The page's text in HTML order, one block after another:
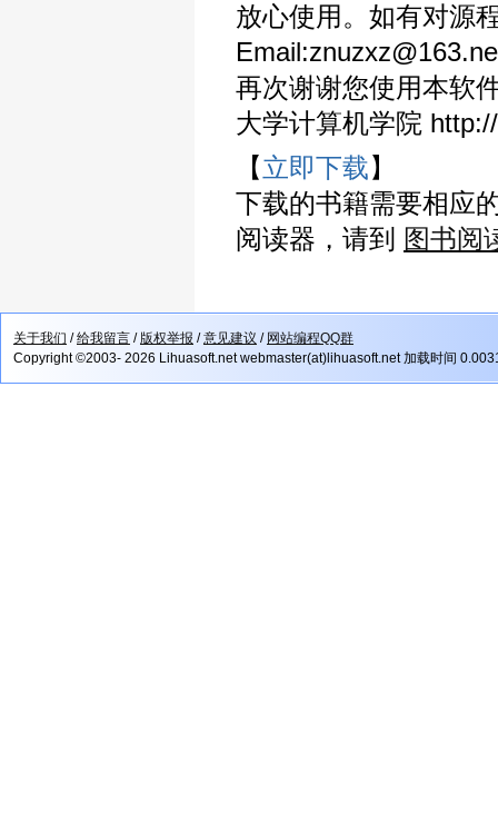
放心使用。如有对源
再次谢谢您使用本软
大学计算机学院
【立即下载】
下载的书籍需要相应
阅读器，请到 图书阅
关于我们 /给我留言 /版权举报 /意见建议 / 网站编程QQ群
Copyright ©2003- 2026 Lihuasoft.net webmaster(at)lihuasoft.net 加载时间